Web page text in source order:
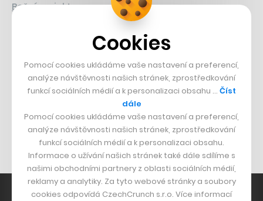
Boční projekt, co se zvrtnul
Francouzský šéfkuchař na Šumavě
Dva golfisti, co pečou
DESIGN
Bomma není tichá
Originální hodinky
Nábytek z betonu
Cookies
Pomocí cookies ukládáme vaše nastavení a preferencí,
analýze návštěvnosti našich stránek, zprostředkování
funkcí sociálních médií a k personalizaci obsahu … Číst
dále
Pomocí cookies ukládáme vaše nastavení a preferencí,
analýze návštěvnosti našich stránek, zprostředkování
funkcí sociálních médií a k personalizaci obsahu.
Informace o užívání našich stránek také dále sdílíme s
našimi obchodními partnery z oblasti sociálních médií,
reklamy a analytiky. Za tyto webové stránky a soubory
cookies odpovídá CzechCrunch s.r.o. Více informací